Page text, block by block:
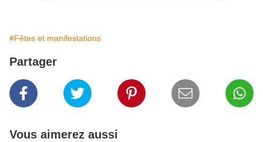
#Fêtes et manifestations
Partager
Vous aimerez aussi